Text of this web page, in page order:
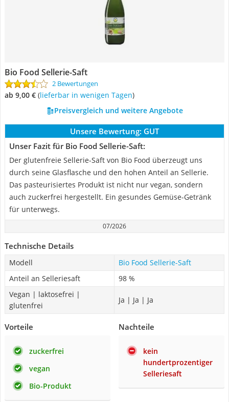
Bio Food Sellerie-Saft
2 Bewertungen
ab 9,00 € ( Lieferbar in wenigen Tagen)
Preisvergleich und weitere Angebote
Unsere Bewertung: GUT
Unser Fazit für Bio Food Sellerie-Saft:
Der glutenfreie Sellerie-Saft von Bio Food überzeugt uns
durch seine Glasflasche und den hohen Anteil an Sellerie.
Das pasteurisiertes Produkt ist nicht nur vegan, sondern
auch zuckerfrei hergestellt. Ein gesundes Gemüse-Getränk
für unterwegs.
07/2026
Technische Details
Modell
Bio Food Sellerie-Saft
Anteil an Selleriesaft
98 %
Vegan | laktosefrei |
glutenfrei
Ja | Ja | Ja
Vorteile
zuckerfrei
vegan
Bio-Produkt
Nachteile
kein
hundertprozentiger
Selleriesaft